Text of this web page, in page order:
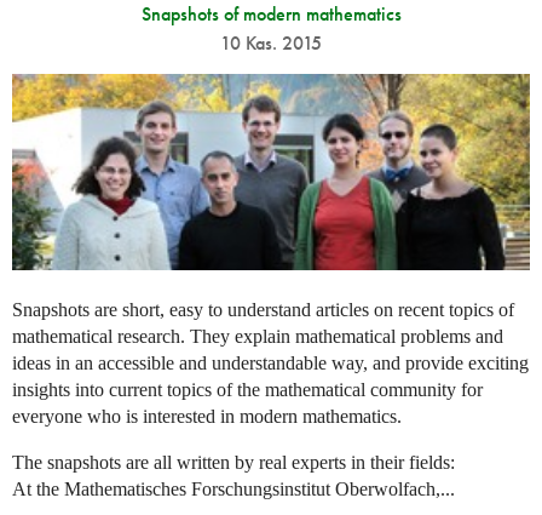
Snapshots of modern mathematics
10 Kas. 2015
Snapshots are short, easy to understand articles on recent topics of
mathematical research. They explain mathematical problems and
ideas in an accessible and understandable way, and provide exciting
insights into current topics of the mathematical community for
everyone who is interested in modern mathematics.
The snapshots are all written by real experts in their fields:
At the Mathematisches Forschungsinstitut Oberwolfach,...